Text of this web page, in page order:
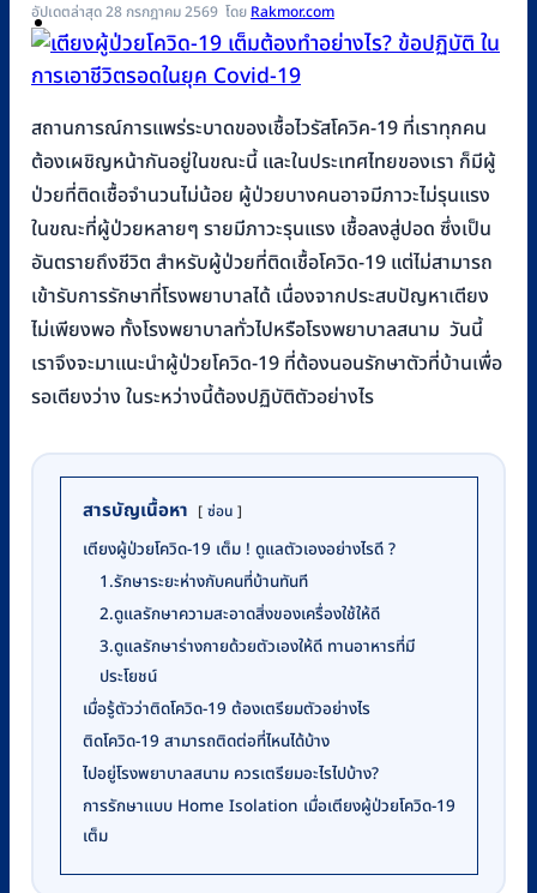
0
อัปเดตล่าสุด 28 กรกฎาคม 2569 Rakmor.com
สถานการณ์การแพร่ระบาดของเชื้อไวรัสโควิค-19 ที่เราทุกคน
ต้องเผชิญหน้ากันอยู่ในขณะนี้ และในประเทศไทยของเรา ก็มีผู้
ป่วยที่ติดเชื้อจำนวนไม่น้อย ผู้ป่วยบางคนอาจมีภาวะไม่รุนแรง
ในขณะที่ผู้ป่วยหลายๆ รายมีภาวะรุนแรง เชื้อลงสู่ปอด ซึ่งเป็น
อันตรายถึงชีวิต สำหรับผู้ป่วยที่ติดเชื้อโควิด-19 แต่ไม่สามารถ
เข้ารับการรักษาที่โรงพยาบาลได้ เนื่องจากประสบปัญหาเตียง
ไม่เพียงพอ ทั้งโรงพยาบาลทั่วไปหรือโรงพยาบาลสนาม วันนี้
เราจึงจะมาแนะนำผู้ป่วยโควิด-19 ที่ต้องนอนรักษาตัวที่บ้านเพื่อ
รอเตียงว่าง ในระหว่างนี้ต้องปฏิบัติตัวอย่างไร
สารบัญเนื้อหา ซ่อน
เตียงผู้ป่วยโควิด-19 เต็ม ! ดูแลตัวเองอย่างไรดี ?
1.รักษาระยะห่างกับคนที่บ้านทันที
2.ดูแลรักษาความสะอาดสิ่งของเครื่องใช้ให้ดี
3.ดูแลรักษาร่างกายด้วยตัวเองให้ดี ทานอาหารที่มี
ประโยชน์
เมื่อรู้ตัวว่าติดโควิด-19 ต้องเตรียมตัวอย่างไร
ติดโควิด-19 สามารถติดต่อที่ไหนได้บ้าง
ไปอยู่โรงพยาบาลสนาม ควรเตรียมอะไรไปบ้าง?
การรักษาแบบ Home Isolation เมื่อเตียงผู้ป่วยโควิด-19
เต็ม